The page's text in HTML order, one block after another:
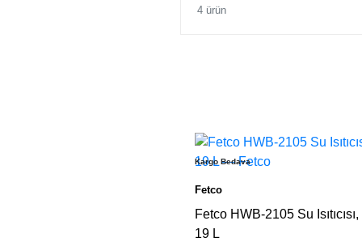
4 ürün
Kargo Bedava
Fetco
Fetco HWB-2105 Su Isıtıcısı,
19 L